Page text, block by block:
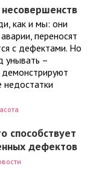
как и мы: они
переносят
с дефектами. Но
унывать –
способствует
дефектов